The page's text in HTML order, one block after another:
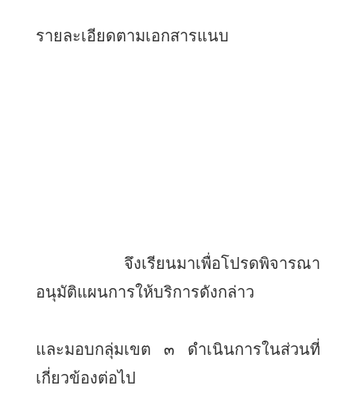
รายละเอียดตามเอกสารแนบ
จึงเรียนมาเพื่อโปรดพิจารณา
อนุมัติแผนการให้บริการดังกล่าว
และมอบกลุ่มเขต ๓ ดำเนินการในส่วนที่
เกี่ยวข้องต่อไป